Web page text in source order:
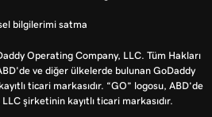
bilgilerimi satma
Operating Company, LLC. Tüm Hakları
ve diğer ülkelerde bulunan GoDaddy
ticari markasıdır. “GO” logosu, ABD’de
şirketinin kayıtlı ticari markasıdır.